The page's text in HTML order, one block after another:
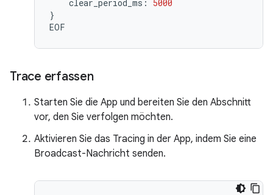
clear_period_ms:
5000
}
EOF
Trace erfassen
Starten Sie die App und bereiten Sie den Abschnitt
vor, den Sie verfolgen möchten.
Aktivieren Sie das Tracing in der App, indem Sie eine
Broadcast-Nachricht senden.